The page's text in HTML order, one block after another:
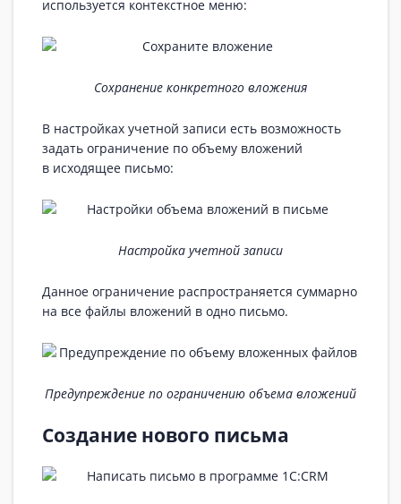
используется контекстное меню:
Сохранение конкретного вложения
В настройках учетной записи есть возможность
задать ограничение по объему вложений
в исходящее письмо:
Настройка учетной записи
Данное ограничение распространяется суммарно
на все файлы вложений в одно письмо.
Предупреждение по ограничению объема вложений
Создание нового письма